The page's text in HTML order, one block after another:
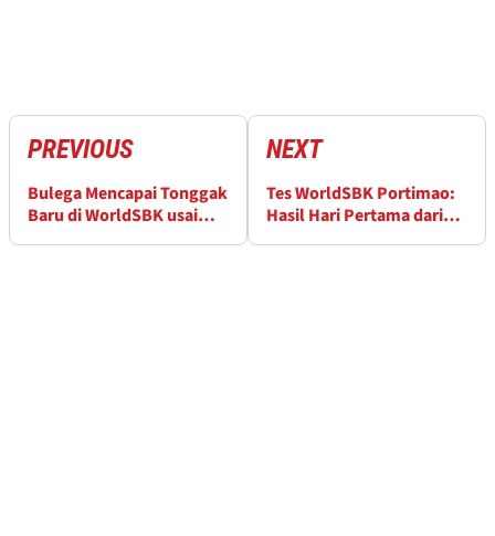
PREVIOUS
Bulega Mencapai Tonggak
Baru di WorldSBK usai
NEXT
Tes WorldSBK Portimao:
Hasil Hari Pertama dari